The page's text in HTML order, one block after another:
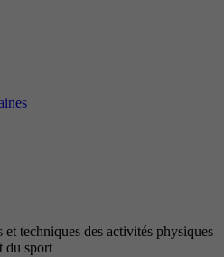
et techniques des activités physiques
du sport